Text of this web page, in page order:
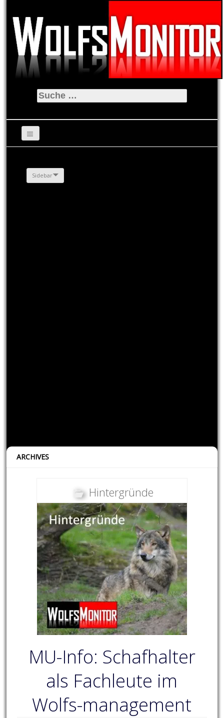
Suche
nach:
Sidebar
ARCHIVES
Hintergründe
MU-Info: Schafhalter
als Fachleute im
Wolfs-management